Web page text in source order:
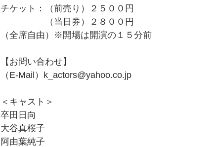
チケット：（前売り）２５００円
（当日券）２８００円
（全席自由）※開場は開演の１５分前
【お問い合わせ】
（E-Mail）k_actors@yahoo.co.jp
＜キャスト＞
卒田日向
大谷真桜子
阿由葉純子